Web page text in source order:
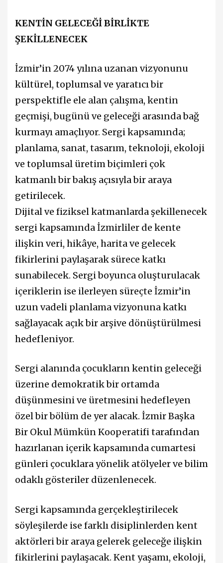
KENTİN GELECEĞİ BİRLİKTE
ŞEKİLLENECEK
İzmir’in 2074 yılına uzanan vizyonunu
kültürel, toplumsal ve yaratıcı bir
perspektifle ele alan çalışma, kentin
geçmişi, bugünü ve geleceği arasında bağ
kurmayı amaçlıyor. Sergi kapsamında;
planlama, sanat, tasarım, teknoloji, ekoloji
ve toplumsal üretim biçimleri çok
katmanlı bir bakış açısıyla bir araya
getirilecek.
Dijital ve fiziksel katmanlarda şekillenecek
sergi kapsamında İzmirliler de kente
ilişkin veri, hikâye, harita ve gelecek
fikirlerini paylaşarak sürece katkı
sunabilecek. Sergi boyunca oluşturulacak
içeriklerin ise ilerleyen süreçte İzmir’in
uzun vadeli planlama vizyonuna katkı
sağlayacak açık bir arşive dönüştürülmesi
hedefleniyor.
Sergi alanında çocukların kentin geleceği
üzerine demokratik bir ortamda
düşünmesini ve üretmesini hedefleyen
özel bir bölüm de yer alacak. İzmir Başka
Bir Okul Mümkün Kooperatifi tarafından
hazırlanan içerik kapsamında cumartesi
günleri çocuklara yönelik atölyeler ve bilim
odaklı gösteriler düzenlenecek.
Sergi kapsamında gerçekleştirilecek
söyleşilerde ise farklı disiplinlerden kent
aktörleri bir araya gelerek geleceğe ilişkin
fikirlerini paylaşacak. Kent yaşamı, ekoloji,